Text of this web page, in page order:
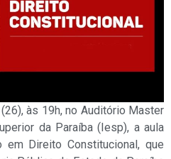
às 19h, no Auditório Master
da Paraíba (Iesp), a aula
em Direito Constitucional, que